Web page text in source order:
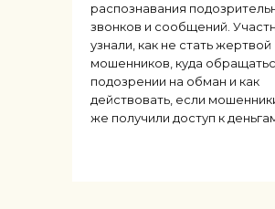
распознавания
звонков и сообщений.
узнали, как не стать жертвой
мошенников, куда
подозрении на обман и как
действовать, если
же получили доступ к